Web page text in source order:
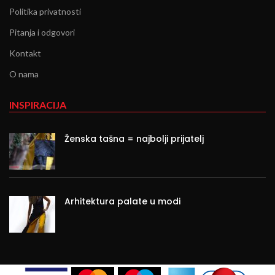
Politika privatnosti
Pitanja i odgovori
Kontakt
O nama
INSPIRACIJA
Ženska tašna = najbolji prijatelj
Arhitektura palate u modi